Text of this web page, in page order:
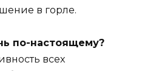
в горле.
по-настоящему?
всех